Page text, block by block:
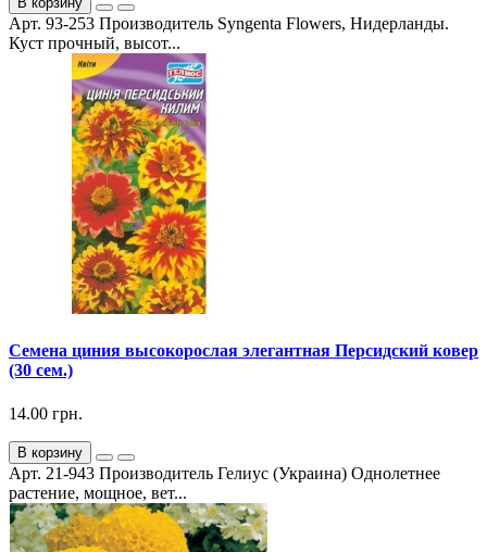
Арт. 93-253 Производитель Syngenta Flowers, Нидерланды.
Куст прочный, высот...
Семена циния высокорослая элегантная Персидский ковер
(30 сем.)
14.00 грн.
В корзину
Арт. 21-943 Производитель Гелиус (Украина) Однолетнее
растение, мощное, вет...